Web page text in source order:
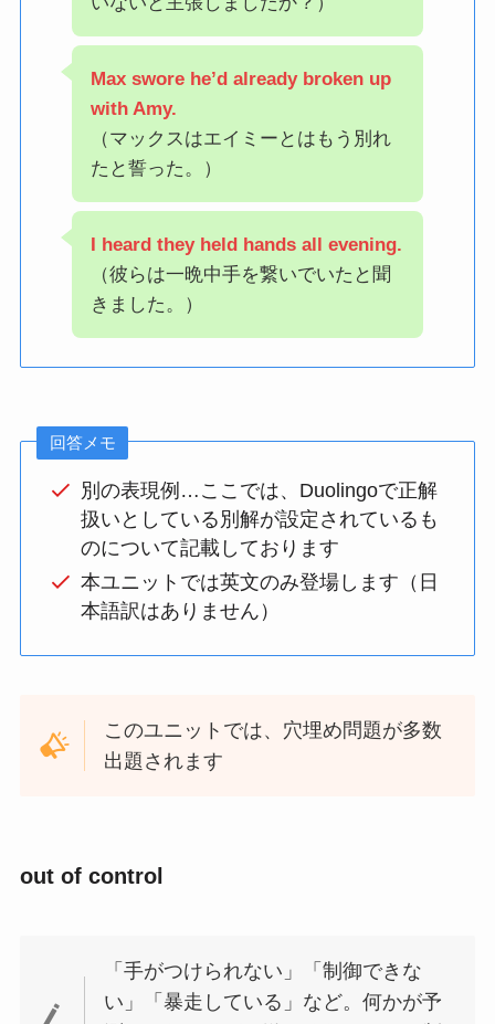
Max swore he’d already broken up
with Amy.
（マックスはエイミーとはもう別れ
たと誓った。）
I heard they held hands all evening.
（彼らは一晩中手を繋いでいたと聞
きました。）
回答メモ
別の表現例…ここでは、Duolingoで正解
扱いとしている別解が設定されているも
のについて記載しております
本ユニットでは英文のみ登場します（日
本語訳はありません）
このユニットでは、穴埋め問題が多数
出題されます
out of control
「手がつけられない」「制御できな
い」「暴走している」など。何かが予